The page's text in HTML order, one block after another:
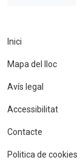
Inici
Mapa del lloc
Avís legal
Accessibilitat
Contacte
Politica de cookies